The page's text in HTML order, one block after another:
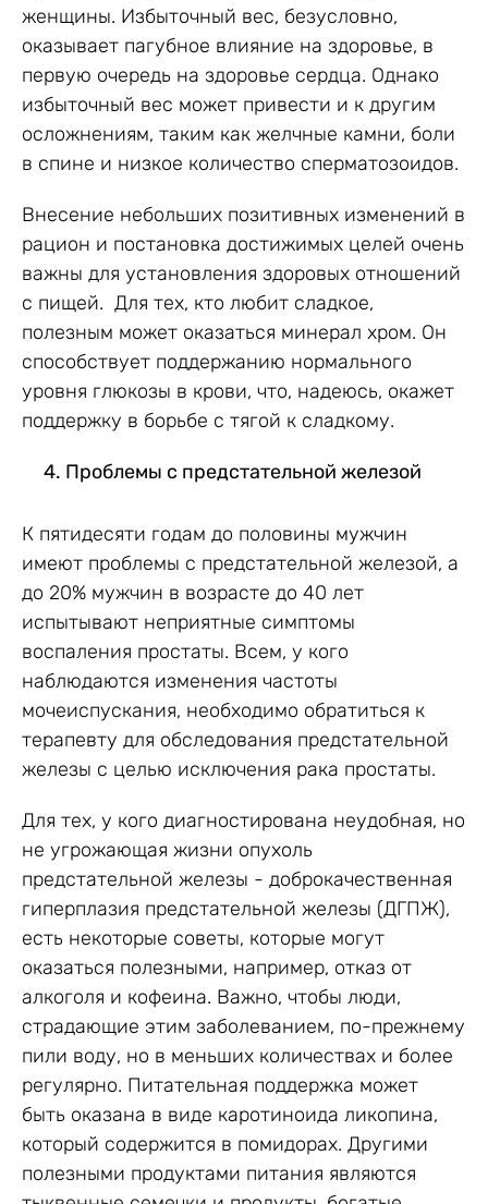
женщины. Избыточный вес, безусловно,
оказывает пагубное влияние на здоровье, в
первую очередь на здоровье сердца. Однако
избыточный вес может привести и к другим
осложнениям, таким как желчные камни, боли
в спине и низкое количество сперматозоидов.
Внесение небольших позитивных изменений в
рацион и постановка достижимых целей очень
важны для установления здоровых отношений
с пищей. Для тех, кто любит сладкое,
полезным может оказаться минерал хром. Он
способствует поддержанию нормального
уровня глюкозы в крови, что, надеюсь, окажет
поддержку в борьбе с тягой к сладкому.
Проблемы с предстательной железой
К пятидесяти годам до половины мужчин
имеют проблемы с предстательной железой, а
до 20% мужчин в возрасте до 40 лет
испытывают неприятные симптомы
воспаления простаты. Всем, у кого
наблюдаются изменения частоты
мочеиспускания, необходимо обратиться к
терапевту для обследования предстательной
железы с целью исключения рака простаты.
Для тех, у кого диагностирована неудобная, но
не угрожающая жизни опухоль
предстательной железы - доброкачественная
гиперплазия предстательной железы (ДГПЖ),
есть некоторые советы, которые могут
оказаться полезными, например, отказ от
алкоголя и кофеина. Важно, чтобы люди,
страдающие этим заболеванием, по-прежнему
пили воду, но в меньших количествах и более
регулярно. Питательная поддержка может
быть оказана в виде каротиноида ликопина,
который содержится в помидорах. Другими
полезными продуктами питания являются